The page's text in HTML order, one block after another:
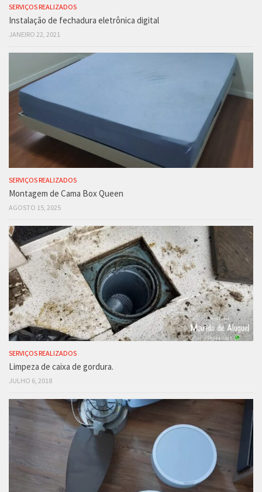
SERVIÇOS REALIZADOS
Instalação de fechadura eletrônica digital
JANEIRO 22, 2021
SERVIÇOS REALIZADOS
Montagem de Cama Box Queen
AGOSTO 15, 2025
SERVIÇOS REALIZADOS
Limpeza de caixa de gordura.
JULHO 6, 2018